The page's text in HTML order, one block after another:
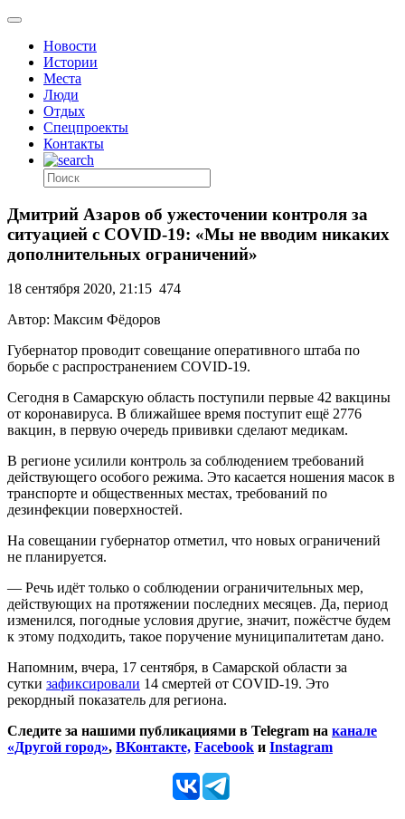
Новости
Истории
Места
Люди
Отдых
Спецпроекты
Контакты
Дмитрий Азаров об ужесточении контроля за
ситуацией с COVID-19: «Мы не вводим никаких
дополнительных ограничений»
18 сентября 2020, 21:15 474
Автор: Максим Фёдоров
Губернатор проводит совещание оперативного штаба по
борьбе с распространением COVID-19.
Сегодня в Самарскую область поступили первые 42 вакцины
от коронавируса. В ближайшее время поступит ещё 2776
вакцин, в первую очередь прививки сделают медикам.
В регионе усилили контроль за соблюдением требований
действующего особого режима. Это касается ношения масок в
транспорте и общественных местах, требований по
дезинфекции поверхностей.
На совещании губернатор отметил, что новых ограничений
не планируется.
— Речь идёт только о соблюдении ограничительных мер,
действующих на протяжении последних месяцев. Да, период
изменился, погодные условия другие, значит, пожёстче будем
к этому подходить, такое поручение муниципалитетам дано.
Напомним, вчера, 17 сентября, в Самарской области за
сутки зафиксировали 14 смертей от COVID-19. Это
рекордный показатель для региона.
Следите за нашими публикациями в Telegram на канале
«Другой город», ВКонтакте, Facebook и Instagram